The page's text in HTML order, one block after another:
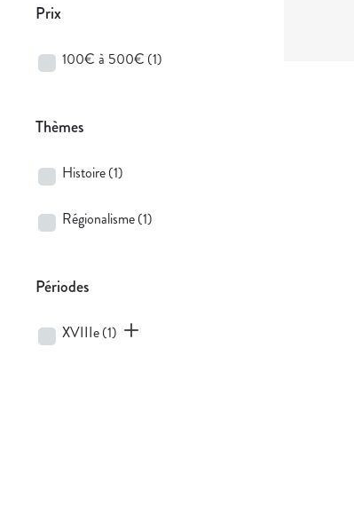
Prix
100€ à 500€ (1)
Thèmes
Histoire(1)
Régionalisme(1)
Périodes
XVIIIe(1)